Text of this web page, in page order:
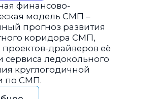
финансово-
модель СМП –
прогноз развития
коридора СМП,
драйверов её
сервиса ледокольного
круглогодичной
по СМП.